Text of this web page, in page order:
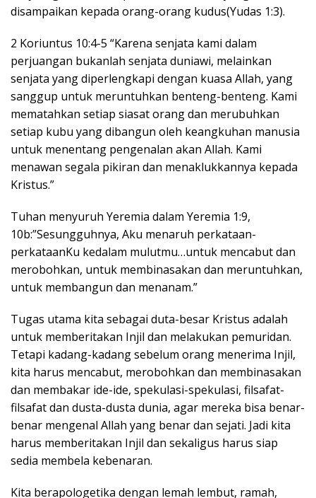
disampaikan kepada orang-orang kudus(Yudas 1:3).
2 Koriuntus 10:4-5 “Karena senjata kami dalam
perjuangan bukanlah senjata duniawi, melainkan
senjata yang diperlengkapi dengan kuasa Allah, yang
sanggup untuk meruntuhkan benteng-benteng. Kami
mematahkan setiap siasat orang dan merubuhkan
setiap kubu yang dibangun oleh keangkuhan manusia
untuk menentang pengenalan akan Allah. Kami
menawan segala pikiran dan menaklukkannya kepada
Kristus.”
Tuhan menyuruh Yeremia dalam Yeremia 1:9,
10b:”Sesungguhnya, Aku menaruh perkataan-
perkataanKu kedalam mulutmu…untuk mencabut dan
merobohkan, untuk membinasakan dan meruntuhkan,
untuk membangun dan menanam.”
Tugas utama kita sebagai duta-besar Kristus adalah
untuk memberitakan Injil dan melakukan pemuridan.
Tetapi kadang-kadang sebelum orang menerima Injil,
kita harus mencabut, merobohkan dan membinasakan
dan membakar ide-ide, spekulasi-spekulasi, filsafat-
filsafat dan dusta-dusta dunia, agar mereka bisa benar-
benar mengenal Allah yang benar dan sejati. Jadi kita
harus memberitakan Injil dan sekaligus harus siap
sedia membela kebenaran.
Kita berapologetika dengan lemah lembut, ramah,